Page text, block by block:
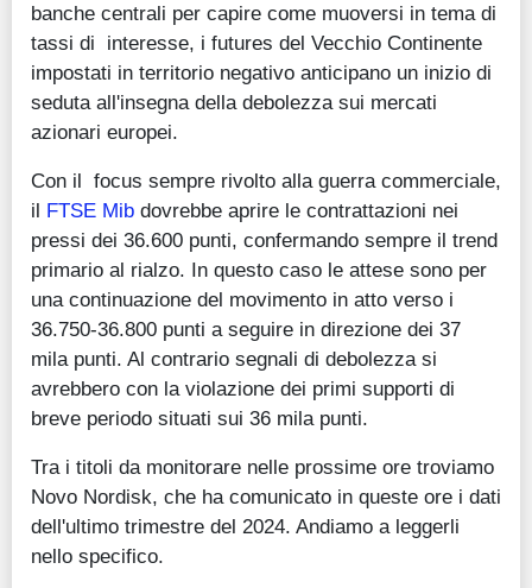
banche centrali per capire come muoversi in tema di
tassi di interesse, i futures del Vecchio Continente
impostati in territorio negativo anticipano un inizio di
seduta all'insegna della debolezza sui mercati
azionari europei.
Con il focus sempre rivolto alla guerra commerciale,
il FTSE Mib dovrebbe aprire le contrattazioni nei
pressi dei 36.600 punti, confermando sempre il trend
primario al rialzo. In questo caso le attese sono per
una continuazione del movimento in atto verso i
36.750-36.800 punti a seguire in direzione dei 37
mila punti. Al contrario segnali di debolezza si
avrebbero con la violazione dei primi supporti di
breve periodo situati sui 36 mila punti.
Tra i titoli da monitorare nelle prossime ore troviamo
Novo Nordisk, che ha comunicato in queste ore i dati
dell'ultimo trimestre del 2024. Andiamo a leggerli
nello specifico.